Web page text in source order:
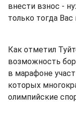
внести взнос -
только тогда
Как отметил
возможность
в марафоне
которых
олимпийские